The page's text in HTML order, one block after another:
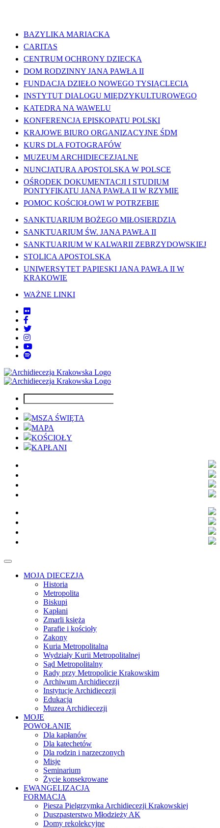
BAZYLIKA MARIACKA
CARITAS
CENTRUM OCHRONY DZIECKA
DOM RODZINNY JANA PAWŁA II
FUNDACJA DZIEŁO NOWEGO TYSIĄCLECIA
INSTYTUT DIALOGU MIĘDZYKULTUROWEGO
KATEDRA NA WAWELU
KONFERENCJA EPISKOPATU POLSKI
KRAJOWE BIURO ORGANIZACYJNE ŚDM
KURS DLA FOTOGRAFÓW
MUZEUM ARCHIDIECEZJALNE
NUNCJATURA APOSTOLSKA W POLSCE
OŚRODEK DOKUMENTACJI I STUDIUM
PONTYFIKATU JANA PAWŁA II W RZYMIE
POMOC KOŚCIOŁOWI W POTRZEBIE
SANKTUARIUM BOŻEGO MIŁOSIERDZIA
SANKTUARIUM ŚW. JANA PAWŁA II
SANKTUARIUM W KALWARII ZEBRZYDOWSKIEJ
STOLICA APOSTOLSKA
UNIWERSYTET PAPIESKI JANA PAWŁA II W
KRAKOWIE
WAŻNE LINKI
MSZA ŚWIĘTA
MAPA
KOŚCIOŁY
KAPŁANI
MOJA DIECEZJA
Historia
Metropolita
Biskupi
Kapłani
Zmarli księża
Parafie i kościoły
Zakony
Kuria Metropolitalna
Wydziały Kurii Metropolitalnej
Sąd Metropolitalny
Rady przy Metropolicie Krakowskim
Archiwum Archidiecezji
Instytucje Archidiecezji
Edukacja
Muzea Archidiecezji
MOJE
POWOŁANIE
Dla kapłanów
Dla katechetów
Dla rodzin i narzeczonych
Misje
Seminarium
Życie konsekrowane
EWANGELIZACJA
FORMACJA
Piesza Pielgrzymka Archidiecezji Krakowskiej
Duszpasterstwo Młodzieży AK
Domy rekolekcyjne